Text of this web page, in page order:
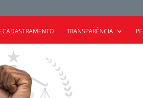
TRANSPARÊNCIA